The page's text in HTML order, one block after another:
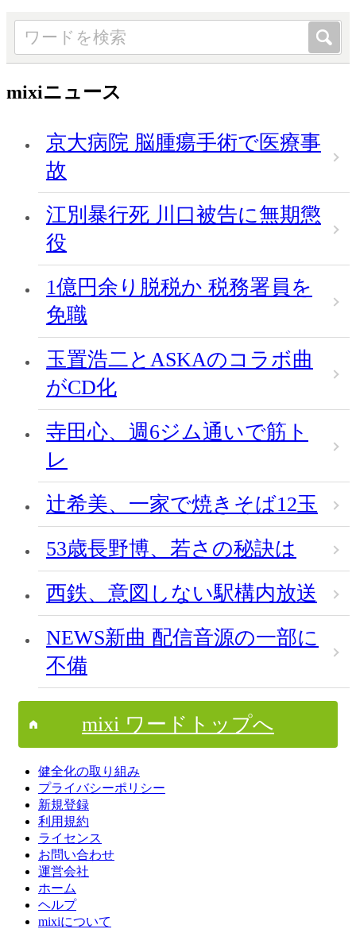
mixiニュース
京大病院 脳腫瘍手術で医療事
故
江別暴行死 川口被告に無期懲
役
1億円余り脱税か 税務署員を
免職
玉置浩二とASKAのコラボ曲
がCD化
寺田心、週6ジム通いで筋ト
レ
辻希美、一家で焼きそば12玉
53歳長野博、若さの秘訣は
西鉄、意図しない駅構内放送
NEWS新曲 配信音源の一部に
不備
mixi ワードトップへ
健全化の取り組み
プライバシーポリシー
新規登録
利用規約
ライセンス
お問い合わせ
運営会社
ホーム
ヘルプ
mixiについて